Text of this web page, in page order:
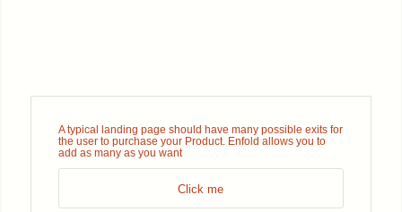
A typical landing page should have many possible exits for
the user to purchase your Product. Enfold allows you to
add as many as you want
Click me